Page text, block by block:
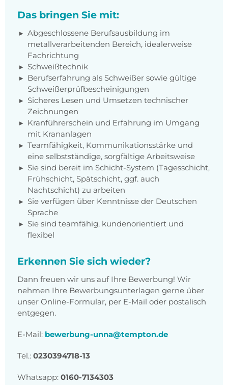
Das bringen Sie mit:
Abgeschlossene Berufsausbildung im
metallverarbeitenden Bereich, idealerweise
Fachrichtung
Schweißtechnik
Berufserfahrung als Schweißer sowie gültige
Schweißerprüfbescheinigungen
Sicheres Lesen und Umsetzen technischer
Zeichnungen
Kranführerschein und Erfahrung im Umgang
mit Krananlagen
Teamfähigkeit, Kommunikationsstärke und
eine selbstständige, sorgfältige Arbeitsweise
Sie sind bereit im Schicht-System (Tagesschicht,
Frühschicht, Spätschicht, ggf. auch
Nachtschicht) zu arbeiten
Sie verfügen über Kenntnisse der Deutschen
Sprache
Sie sind teamfähig, kundenorientiert und
flexibel
Erkennen Sie sich wieder?
Dann freuen wir uns auf Ihre Bewerbung! Wir
nehmen Ihre Bewerbungsunterlagen gerne über
unser Online-Formular, per E-Mail oder postalisch
entgegen.
E-Mail: bewerbung-unna@tempton.de
Tel.: 0230394718-13
Whatsapp: 0160-7134303